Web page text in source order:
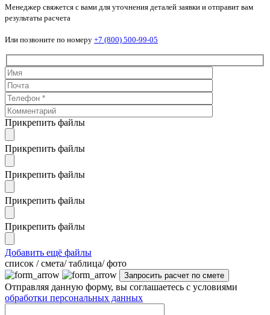
Менеджер свяжется с вами для уточнения деталей заявки и отправит вам
результаты расчета
Или позвоните по номеру +7 (800) 500-99-05
Прикрепить файлы
Прикрепить файлы
Прикрепить файлы
Прикрепить файлы
Прикрепить файлы
Добавить ещё файлы
cписок / смета/ таблица/ фото
Отправляя данную форму, вы соглашаетесь с условиями
обработки персональных данных